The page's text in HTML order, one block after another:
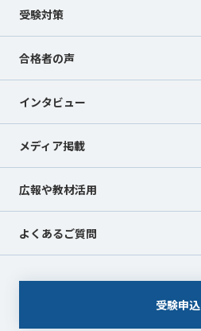
受験対策
Show submenu for 受験対策
合格者の声
インタビュー
メディア掲載
広報や教材活用
Show submenu for 広報や教材活用
よくあるご質問
受験申込